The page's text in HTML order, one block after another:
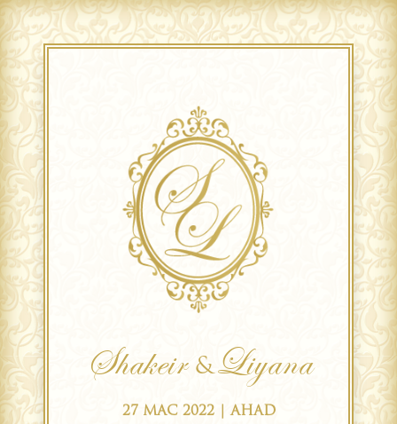
Shakeir &Liyana
27 MAC 2022 | AHAD